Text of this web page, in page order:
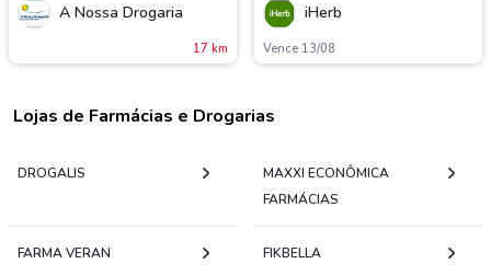
A Nossa Drogaria
17 km
iHerb
Vence 13/08
Lojas de Farmácias e Drogarias
DROGALIS
MAXXI ECONÔMICA
FARMÁCIAS
FARMA VERAN FIKBELLA